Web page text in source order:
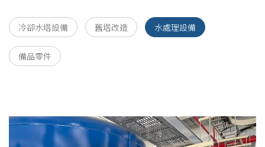
冷卻水塔設備 舊塔改造 水處理設備
備品零件